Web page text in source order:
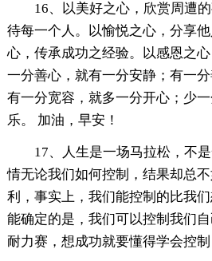
16、以美好之心，欣赏周遭
待每一个人。以愉悦之心，分享
心，传承成功之经验。以感恩之
一分善心，就有一分安静；有一
有一分宽容，就多一分开心；少
乐。 加油，早安！
17、人生是一场马拉松，不
情无论我们如何控制，结果却总
利，事实上，我们能控制的比我
能确定的是，我们可以控制我们
耐力赛，想成功就要懂得学会控